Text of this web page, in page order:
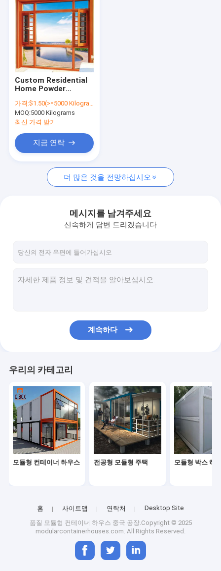
Custom Residential
Home Powder
Bullet Impact Proof
White Thermal Cut
Picture Casement
가격:$1.50(>=5000 Kilograms)
MOQ:5000 Kilograms
최신 가격 받기
지금 연락
더 많은 것을 전망하십시오
메시지를 남겨주세요
신속하게 답변 드리겠습니다
계속하다
우리의 카테고리
모듈형 컨테이너 하우스 전공형 모듈형 주택 모듈형 박스 하
홈 사이트맵 연락처 Desktop Site
품질 모듈형 컨테이너 하우스 중국 공장.Copyright © 2025
modularcontainerhouses.com. All Rights Reserved.